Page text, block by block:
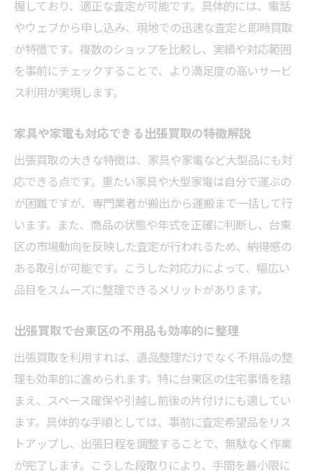
取活用法
遺品整理に役立つ出張買取の流れを解説
台東区での遺品買取に出張買取を選ぶメリ
ット
出張買取で遺品整理の手間を大幅に削減
出張買取サービスで安心の遺品整理を実現
台東区の遺品整理に最適な出張買取の利点
出張買取で台東区の遺品整理が効率的に進
む理由
リサイクルショップと出張買取の違いと強
み
遺品や不用品もまとめて査定できる出張買
取
較
出張買取でテレビや家具も賢く整理可能
安心して使える出張買取サービスの利点
出張買取を活用して台東区での遺品整理を安心
に
出張買取で安全に遺品整理を進めるための
握しており、適正な査定が可能です。具体的には、電話
やウェブから申し込み、現地での迅速な査定と即時買取
が特徴です。複数のショップを比較し、実績や対応範囲
を事前にチェックすることで、より満足度の高いサービ
ス利用が実現します。
家具や家電も対応できる出張買取の特徴解説
出張買取の大きな特徴は、家具や家電など大型品にも対
応できる点です。重たい家具や大型家電は自分で運ぶの
が困難ですが、専門業者が搬出から運搬まで一括して行
います。また、商品の状態や年式を正確に判断し、台東
区の市場動向を反映した査定が行われるため、納得感の
ある取引が可能です。こうした対応力によって、幅広い
品目をスムーズに整理できるメリットがあります。
出張買取で台東区の不用品も効率的に整理
出張買取を利用すれば、遺品整理だけでなく不用品の整
理も効率的に進められます。特に台東区の住宅事情を踏
まえ、スペース確保や引越し前後の片付けにも適してい
ます。具体的な手順としては、事前に査定希望品をリス
トアップし、出張日程を調整することで、無駄なく作業
が完了します。こうした段取りにより、手間を最小限に